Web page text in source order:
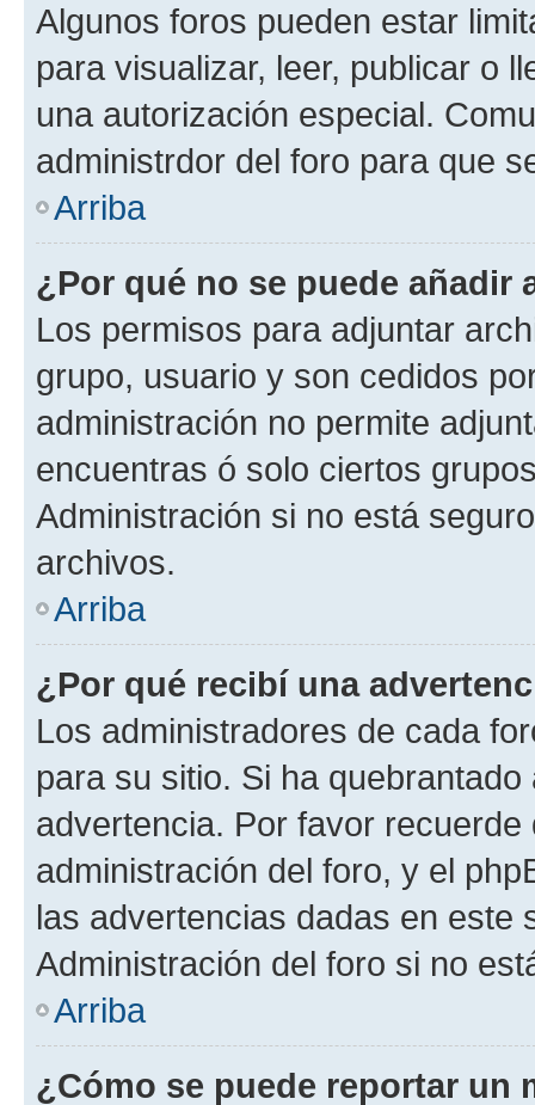
Algunos foros pueden estar
para visualizar, leer, publicar o
una autorización especial.
administrdor del foro para que
Arriba
¿Por qué no se puede añadir
Los permisos para adjuntar
grupo, usuario y son cedidos
administración no permite
encuentras ó solo ciertos
Administración si no está
archivos.
Arriba
¿Por qué recibí una
Los administradores de cada
para su sitio. Si ha
advertencia. Por favor
administración del foro, y el
las advertencias dadas en este
Administración del foro si no
Arriba
¿Cómo se puede reportar un